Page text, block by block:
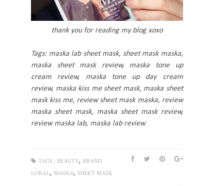
thank you for reading my blog xoxo
Tags: maska lab sheet mask, sheet mask maska,
maska sheet mask review, maska tone up
cream review, maska tone up day cream
review, maska kiss me sheet mask, maska sheet
mask kiss me, review sheet mask maska, review
maska sheet mask, maska sheet mask review,
review maska lab, maska lab review
TAGS : BEAUTY, BRAND
LOKAL, MASKA, SHEET MASK